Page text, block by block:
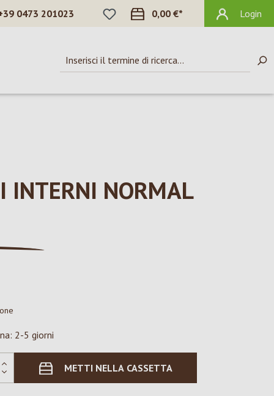
0473 201023
HAI 0 ARTICOLI NELLA LISTA DEI
0,00 €* Login
INTERNI NORMAL
2-5 giorni
METTI NELLA CASSETTA